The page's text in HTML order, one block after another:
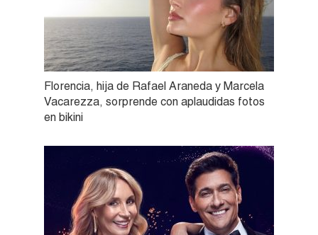
Florencia, hija de Rafael Araneda y Marcela
Vacarezza, sorprende con aplaudidas fotos
en bikini